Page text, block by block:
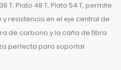
T, Plato 48 T, Plato 54 T, permite
resistencia en el eje central de
de carbono y la caña de fibra
perfecta para soportar